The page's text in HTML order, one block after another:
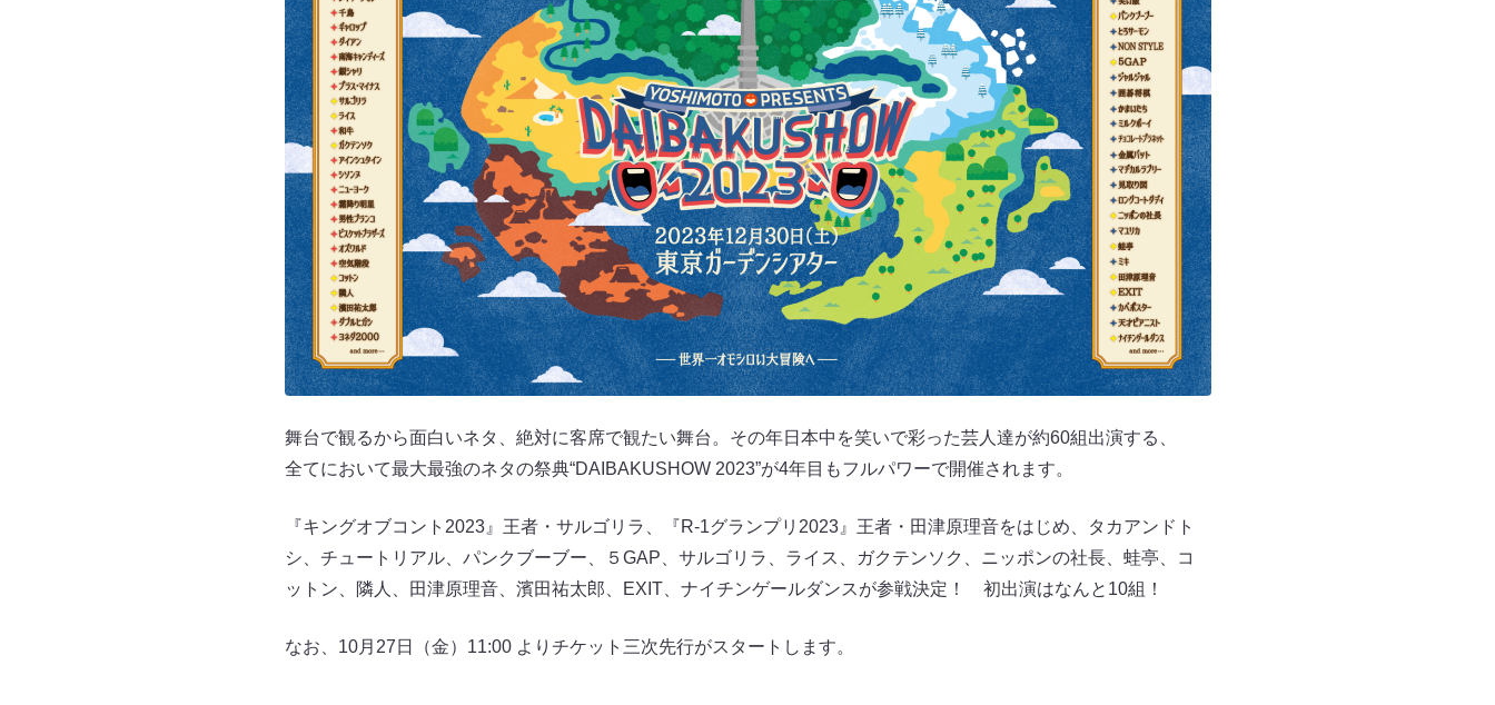
舞台で観るから面白いネタ、絶対に客席で観たい舞台。その年日本中を笑いで彩った芸人達が約60組出演する、
全てにおいて最大最強のネタの祭典“DAIBAKUSHOW 2023”が4年目もフルパワーで開催されます。
『キングオブコント2023』王者・サルゴリラ、『R-1グランプリ2023』王者・田津原理音をはじめ、タカアンドト
シ、チュートリアル、パンクブーブー、５GAP、サルゴリラ、ライス、ガクテンソク、ニッポンの社長、蛙亭、コ
ットン、隣人、田津原理音、濱田祐太郎、EXIT、ナイチンゲールダンスが参戦決定！ 初出演はなんと10組！
なお、10月27日（金）11:00 よりチケット三次先行がスタートします。